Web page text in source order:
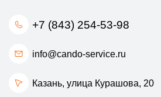
+7 (843) 254-53-98
info@cando-service.ru
Казань, улица Курашова, 20